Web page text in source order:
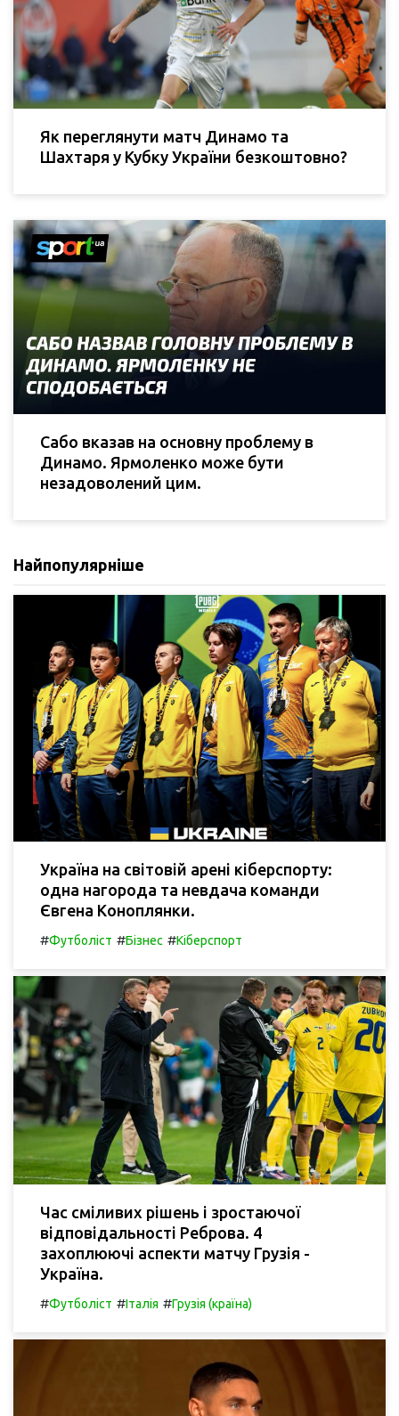
Як переглянути матч Динамо та
Шахтаря у Кубку України безкоштовно?
Сабо вказав на основну проблему в
Динамо. Ярмоленко може бути
незадоволений цим.
Найпопулярніше
Україна на світовій арені кіберспорту:
одна нагорода та невдача команди
Євгена Коноплянки.
#Футболіст #Бізнес #Кіберспорт
Час сміливих рішень і зростаючої
відповідальності Реброва. 4
захоплюючі аспекти матчу Грузія -
Україна.
#Футболіст #Італія #Грузія (країна)